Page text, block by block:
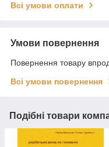
Всі умови оплати
Умови повернення
Повернення товару
Всі умови повернення
Подібні товари